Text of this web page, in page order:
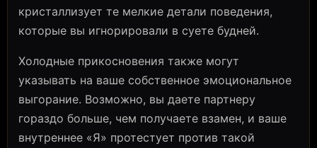
кристаллизует те мелкие детали поведения,
которые вы игнорировали в суете будней.
Холодные прикосновения также могут
указывать на ваше собственное эмоциональное
выгорание. Возможно, вы даете партнеру
гораздо больше, чем получаете взамен, и ваше
внутреннее «Я» протестует против такой